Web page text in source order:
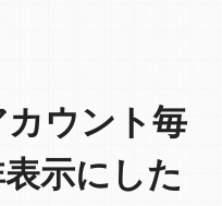
ウント毎
示にした